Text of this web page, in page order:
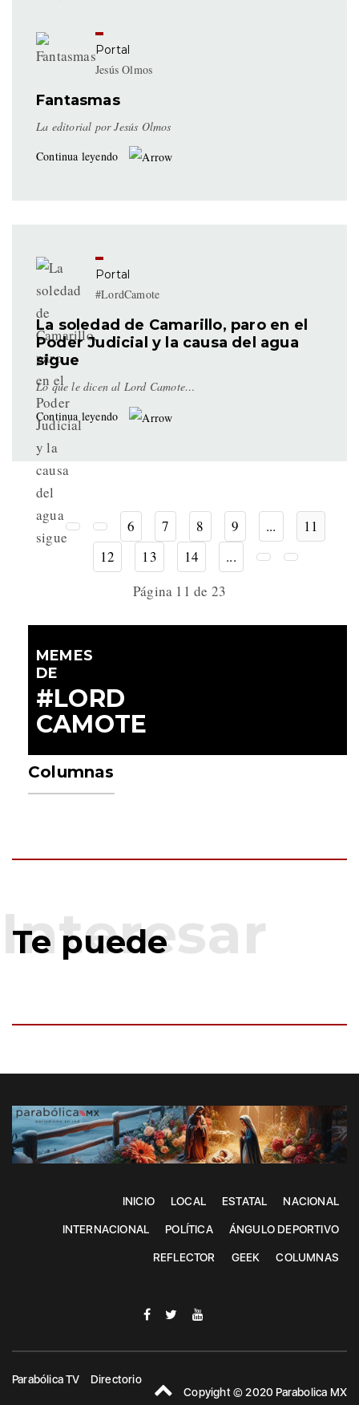
Portal
Jesús Olmos
Fantasmas
La editorial por Jesús Olmos
Continua leyendo
Portal
#LordCamote
La soledad de Camarillo, paro en el
Poder Judicial y la causa del agua
sigue
Lo que le dicen al Lord Camote…
Continua leyendo
6 7 8 9 ...
11
12
13 14
...
Página 11 de 23
MEMES
DE
#LORD
CAMOTE
Columnas
Te puede
INICIO LOCAL ESTATAL NACIONAL
INTERNACIONAL POLÍTICA ÁNGULO DEPORTIVO
REFLECTOR GEEK COLUMNAS
Parabólica TV
Directorio
Copyight © 2020 Parabolica MX